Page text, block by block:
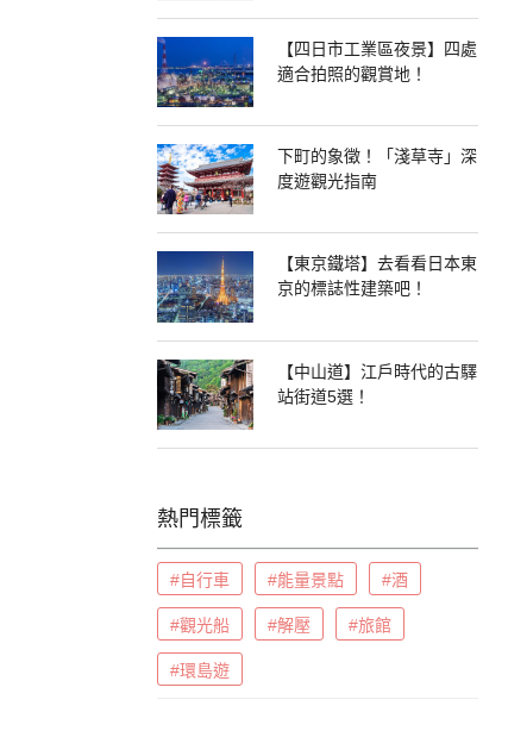
【四日市工業區夜景】四處
適合拍照的觀賞地！
下町的象徵！「淺草寺」深
度遊觀光指南
【東京鐵塔】去看看日本東
京的標誌性建築吧！
【中山道】江戶時代的古驛
站街道5選！
熱門標籤
#自行車 #能量景點 #酒
#觀光船 #解壓 #旅館
#環島遊